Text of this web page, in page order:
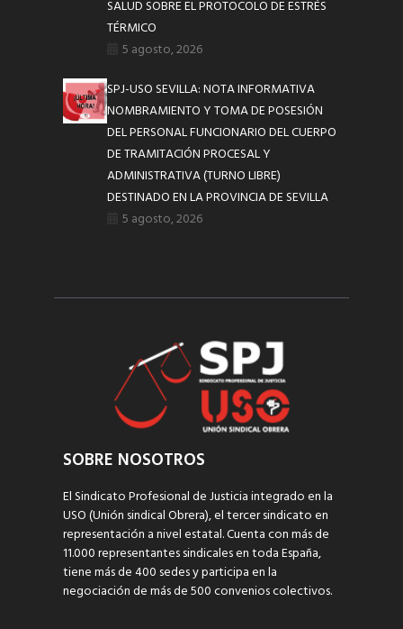
SALUD SOBRE EL PROTOCOLO DE ESTRÉS
TÉRMICO
5 agosto, 2026
SPJ-USO SEVILLA: NOTA INFORMATIVA
NOMBRAMIENTO Y TOMA DE POSESIÓN
DEL PERSONAL FUNCIONARIO DEL CUERPO
DE TRAMITACIÓN PROCESAL Y
ADMINISTRATIVA (TURNO LIBRE)
DESTINADO EN LA PROVINCIA DE SEVILLA
5 agosto, 2026
SOBRE NOSOTROS
El Sindicato Profesional de Justicia integrado en la
USO (Unión sindical Obrera), el tercer sindicato en
representación a nivel estatal. Cuenta con más de
11.000 representantes sindicales en toda España,
tiene más de 400 sedes y participa en la
negociación de más de 500 convenios colectivos.